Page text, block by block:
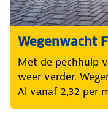
Wegenwacht
Met de pechhulp
weer verder.
Al vanaf 2,32 per